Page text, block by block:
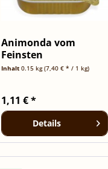
Animonda vom
Feinsten
Schlemmerkern mit
Inhalt0.15 kg(7,40 € * / 1 kg)
1,11 € *
Details